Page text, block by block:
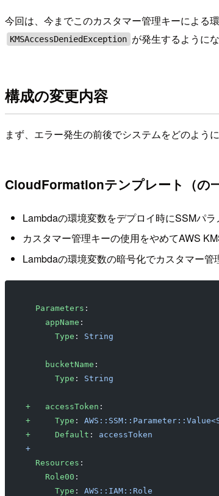
今回は、今までこのカスタマー管理キーによる
KMSAccessDeniedException が発生するように
構成の変更内容
まず、エラー発生の前後でシステムをどのよう
CloudFormationテンプレート（の
Lambdaの環境変数をデプロイ時にSSMパ
カスタマー管理キーの使用をやめてAWS
Lambdaの環境変数の暗号化でカスタマー
  Parameters
:
    appName
:
      Type
: String
    bucketName
:
      Type
: String
+   accessToken :
+     Type :
+     Default : accessToken
+
  Resources
:
    Role00
:
      Type
: AWS::IAM::Role